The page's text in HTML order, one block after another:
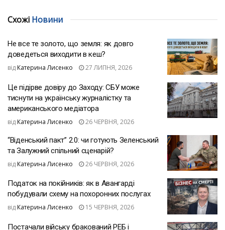
Схожі Новини
Не все те золото, що земля: як довго
доведеться виходити в кеш?
від Катерина Лисенко 27 ЛИПНЯ, 2026
Це підірве довіру до Заходу: СБУ може
тиснути на українську журналістку та
американського медіатора
від Катерина Лисенко 26 ЧЕРВНЯ, 2026
“Віденський пакт” 2.0: чи готують Зеленський
та Залужний спільний сценарій?
від Катерина Лисенко 26 ЧЕРВНЯ, 2026
Податок на покійників: як в Авангарді
побудували схему на похоронних послугах
від Катерина Лисенко 15 ЧЕРВНЯ, 2026
Постачали війську бракований РЕБ і